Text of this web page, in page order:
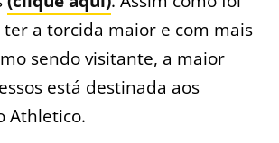
a torcida maior e com mais
sendo visitante, a maior
está destinada aos
Athletico.